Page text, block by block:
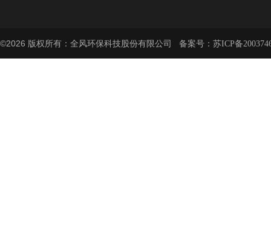
©2026 版权所有：全风环保科技股份有限公司 备案号： 苏ICP备